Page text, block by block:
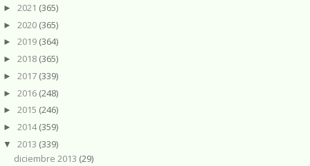
► 2021 (365)
► 2020 (365)
► 2019 (364)
► 2018 (365)
► 2017 (339)
► 2016 (248)
► 2015 (246)
► 2014(359)
▼ 2013 (339)
diciembre 2013 (29)